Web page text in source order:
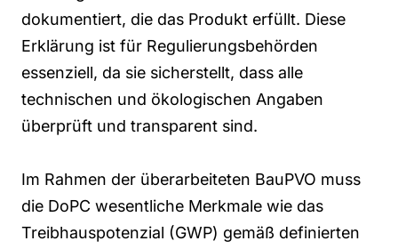
dokumentiert, die das Produkt erfüllt. Diese
Erklärung ist für Regulierungsbehörden
essenziell, da sie sicherstellt, dass alle
technischen und ökologischen Angaben
überprüft und transparent sind.
Im Rahmen der überarbeiteten BauPVO muss
die DoPC wesentliche Merkmale wie das
Treibhauspotenzial (GWP) gemäß definierten